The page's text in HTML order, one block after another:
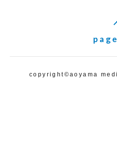
copyright©️aoyama